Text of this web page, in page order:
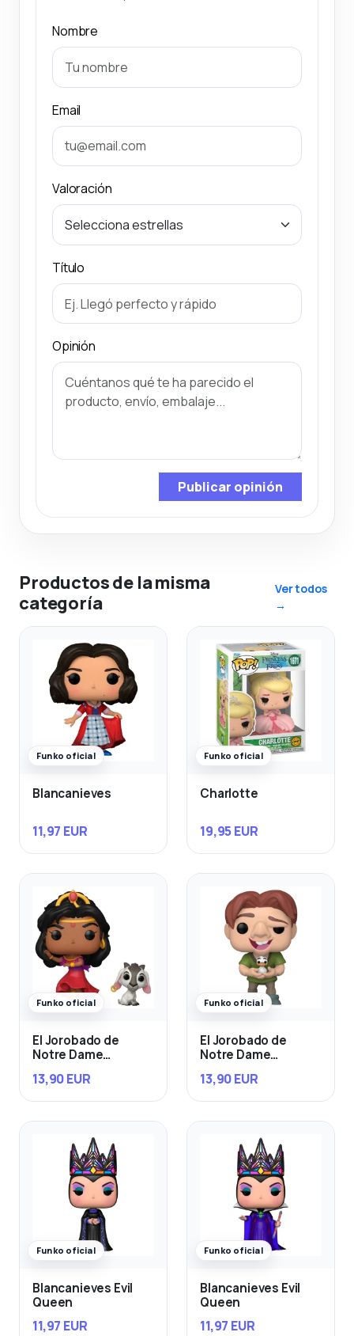
Nombre
Email
Valoración
Título
Opinión
Publicar opinión
Productos de la misma
categoría
Ver todos
→
Funko oficial
Blancanieves
11,97 EUR
Funko oficial
Charlotte
19,95 EUR
Funko oficial
El Jorobado de
Notre Dame
13,90 EUR
Funko oficial
El Jorobado de
Notre Dame
13,90 EUR
Funko oficial
Blancanieves Evil
Queen
11,97 EUR
Funko oficial
Blancanieves Evil
Queen
11,97 EUR